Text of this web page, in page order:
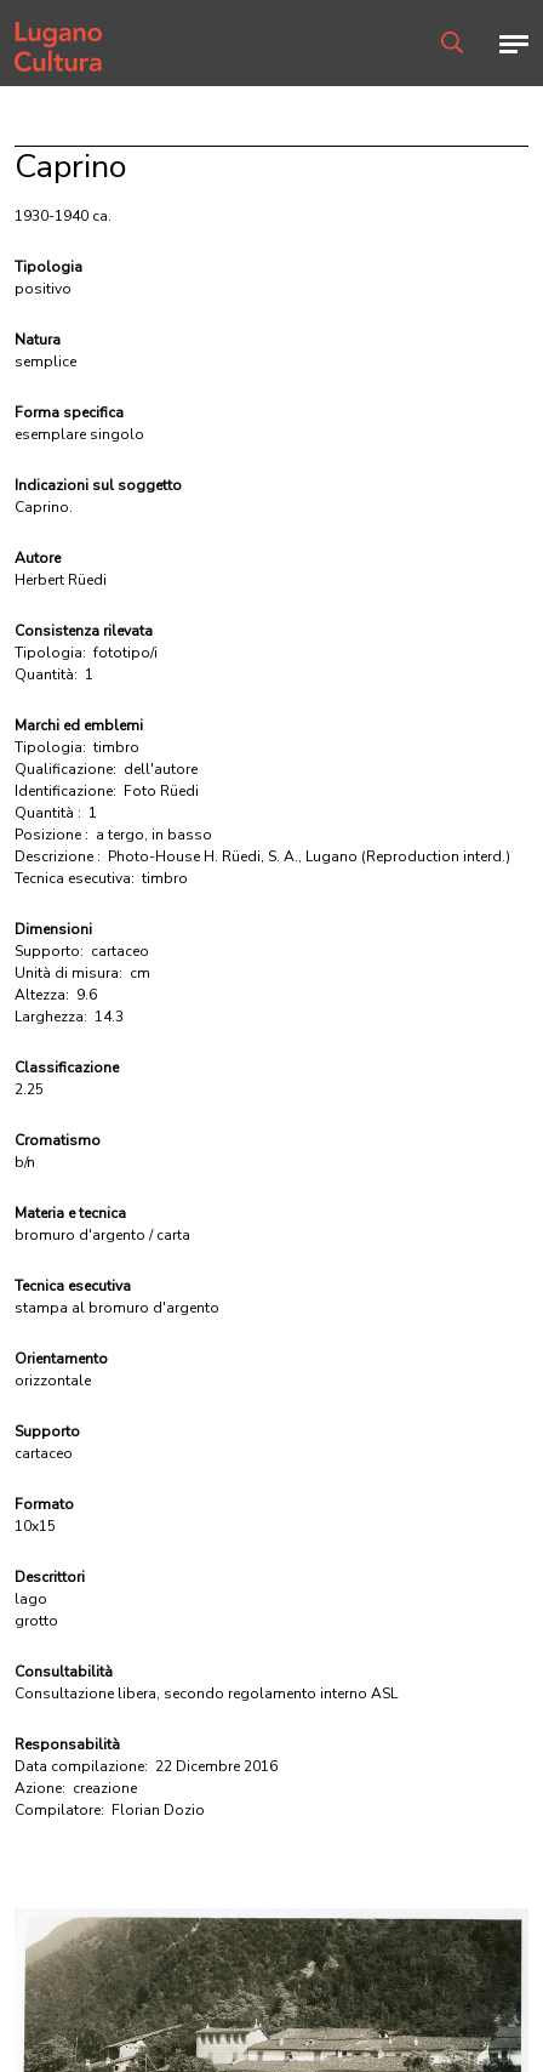
Home page
Caprino
1930-1940 ca.
Tipologia
positivo
Natura
semplice
Forma specifica
esemplare singolo
Indicazioni sul soggetto
Caprino.
Autore
Herbert Rüedi
Consistenza rilevata
Tipologia: fototipo/i
Quantità: 1
Marchi ed emblemi
Tipologia: timbro
Qualificazione: dell'autore
Identificazione: Foto Rüedi
Quantità : 1
Posizione : a tergo, in basso
Descrizione : Photo-House H. Rüedi, S. A., Lugano (Reproduction interd.)
Tecnica esecutiva: timbro
Dimensioni
Supporto: cartaceo
Unità di misura: cm
Altezza: 9.6
Larghezza: 14.3
Classificazione
2.25
Cromatismo
b/n
Materia e tecnica
bromuro d'argento / carta
Tecnica esecutiva
stampa al bromuro d'argento
Orientamento
orizzontale
Supporto
cartaceo
Formato
10x15
Descrittori
lago
grotto
Consultabilità
Consultazione libera, secondo regolamento interno ASL
Responsabilità
Data compilazione: 22 Dicembre 2016
Azione: creazione
Compilatore: Florian Dozio